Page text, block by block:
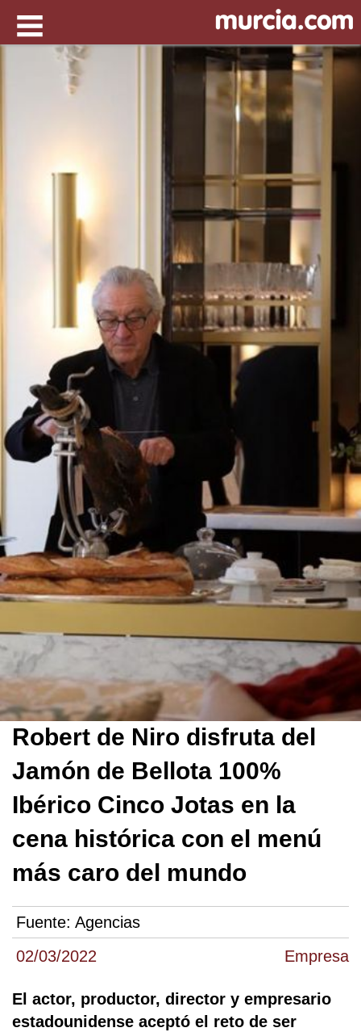
02/03/2022 Empresa
Robert de Niro disfruta del
Jamón de Bellota 100%
Ibérico Cinco Jotas en la
cena histórica con el menú
más caro del mundo
Fuente: Agencias
El actor, productor, director y empresario
estadounidense aceptó el reto de ser